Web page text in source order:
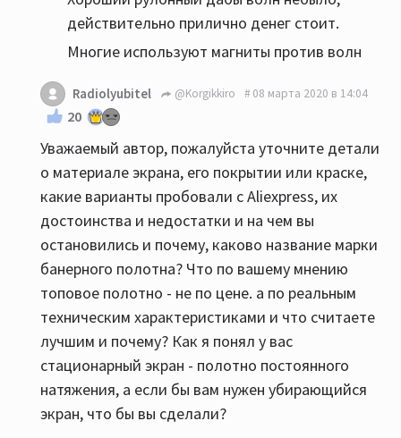
действительно прилично денег стоит.
Многие используют магниты против волн
Radiolyubitel @Korgikkiro 08 марта 2020 в 14:04
20
Уважаемый автор, пожалуйста уточните детали
о материале экрана, его покрытии или краске,
какие варианты пробовали с Aliexpress, их
достоинства и недостатки и на чем вы
остановились и почему, каково название марки
банерного полотна? Что по вашему мнению
топовое полотно - не по цене. а по реальным
техническим характеристиками и что считаете
лучшим и почему? Как я понял у вас
стационарный экран - полотно постоянного
натяжения, а если бы вам нужен убирающийся
экран, что бы вы сделали?